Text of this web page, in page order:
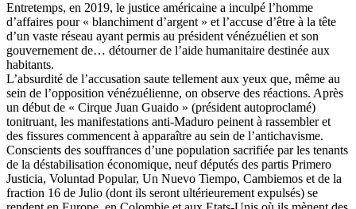
Entretemps, en 2019, le justice américaine a inculpé l’homme
d’affaires pour « blanchiment d’argent » et l’accuse d’être à la tête
d’un vaste réseau ayant permis au président vénézuélien et son
gouvernement de… détourner de l’aide humanitaire destinée aux
habitants.
L’absurdité de l’accusation saute tellement aux yeux que, même au
sein de l’opposition vénézuélienne, on observe des réactions. Après
un début de « Cirque Juan Guaido » (président autoproclamé)
tonitruant, les manifestations anti-Maduro peinent à rassembler et
des fissures commencent à apparaître au sein de l’antichavisme.
Conscients des souffrances d’une population sacrifiée par les tenants
de la déstabilisation économique, neuf députés des partis Primero
Justicia, Voluntad Popular, Un Nuevo Tiempo, Cambiemos et de la
fraction 16 de Julio (dont ils seront ultérieurement expulsés) se